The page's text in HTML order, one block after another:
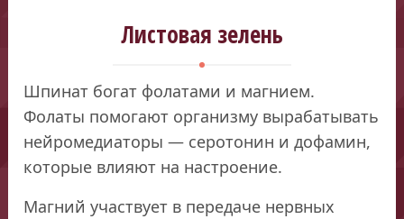
Листовая зелень
Шпинат богат фолатами и магнием.
Фолаты помогают организму вырабатывать
нейромедиаторы — серотонин и дофамин,
которые влияют на настроение.
Магний участвует в передаче нервных